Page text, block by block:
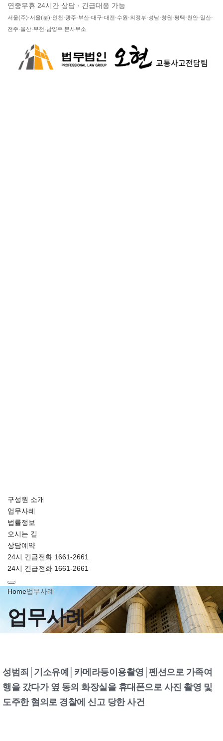
연중무휴 24시간 상담 · 긴급대응 가능
서울(주)·서울(분)·인천·광주·부산·대구·대전·수원·의정부·성남·창원·평택·천안·일산·
전주·울산·부천·남양주 분사무소
구성원 소개
업무사례
법률정보
오시는 길
상담예약
24시 긴급전화 1661-2661
24시 긴급전화 1661-2661
Home업무사례
업무사례
성범죄│기소유예│카메라등이용촬영│펜션으로 가족여
행을 갔다가 옆 동의 화장실을 휴대폰으로 사진 촬영 및
도주한 혐의로 경찰에 신고 당한 사건